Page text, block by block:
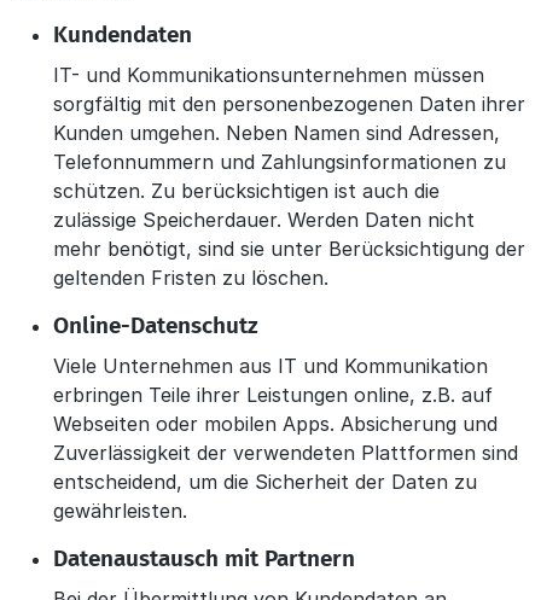
Kundendaten
IT- und Kommunikationsunternehmen müssen
sorgfältig mit den personenbezogenen Daten ihrer
Kunden umgehen. Neben Namen sind Adressen,
Telefonnummern und Zahlungsinformationen zu
schützen. Zu berücksichtigen ist auch die
zulässige Speicherdauer. Werden Daten nicht
mehr benötigt, sind sie unter Berücksichtigung der
geltenden Fristen zu löschen.
Online-Datenschutz
Viele Unternehmen aus IT und Kommunikation
erbringen Teile ihrer Leistungen online, z.B. auf
Webseiten oder mobilen Apps. Absicherung und
Zuverlässigkeit der verwendeten Plattformen sind
entscheidend, um die Sicherheit der Daten zu
gewährleisten.
Datenaustausch mit Partnern